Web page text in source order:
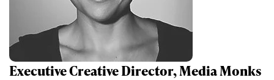
Executive Creative Director, Media Monks